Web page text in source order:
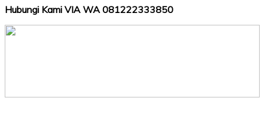
Hubungi Kami VIA WA 081222333850